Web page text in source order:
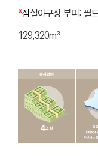
*잠실야구장 부피:
129,320m³